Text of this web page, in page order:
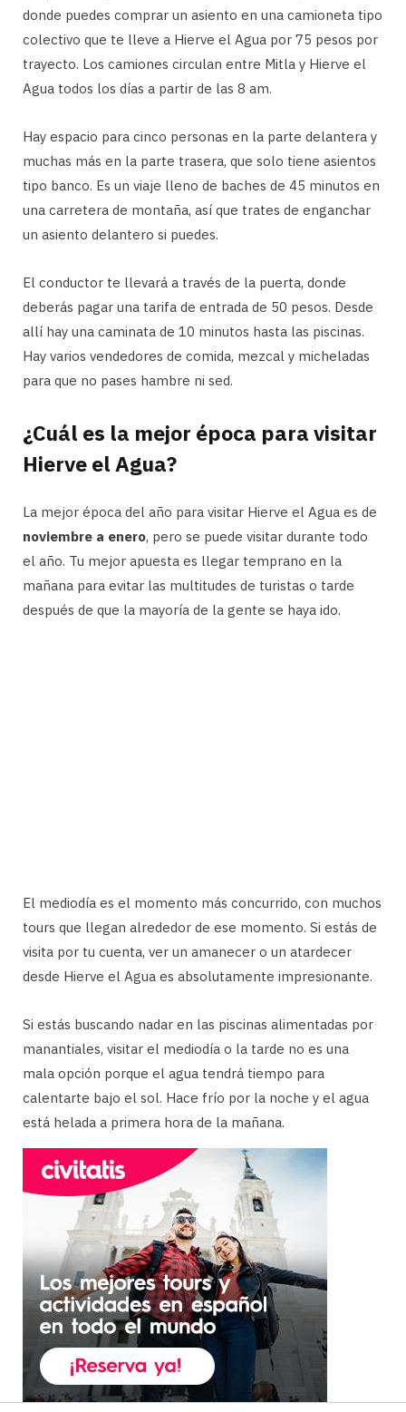
donde puedes comprar un asiento en una camioneta tipo
colectivo que te lleve a Hierve el Agua por 75 pesos por
trayecto. Los camiones circulan entre Mitla y Hierve el
Agua todos los días a partir de las 8 am.
Hay espacio para cinco personas en la parte delantera y
muchas más en la parte trasera, que solo tiene asientos
tipo banco. Es un viaje lleno de baches de 45 minutos en
una carretera de montaña, así que trates de enganchar
un asiento delantero si puedes.
El conductor te llevará a través de la puerta, donde
deberás pagar una tarifa de entrada de 50 pesos. Desde
allí hay una caminata de 10 minutos hasta las piscinas.
Hay varios vendedores de comida, mezcal y micheladas
para que no pases hambre ni sed.
¿Cuál es la mejor época para visitar
Hierve el Agua?
La mejor época del año para visitar Hierve el Agua es de
noviembre a enero, pero se puede visitar durante todo
el año. Tu mejor apuesta es llegar temprano en la
mañana para evitar las multitudes de turistas o tarde
después de que la mayoría de la gente se haya ido.
El mediodía es el momento más concurrido, con muchos
tours que llegan alrededor de ese momento. Si estás de
visita por tu cuenta, ver un amanecer o un atardecer
desde Hierve el Agua es absolutamente impresionante.
Si estás buscando nadar en las piscinas alimentadas por
manantiales, visitar el mediodía o la tarde no es una
mala opción porque el agua tendrá tiempo para
calentarte bajo el sol. Hace frío por la noche y el agua
está helada a primera hora de la mañana.